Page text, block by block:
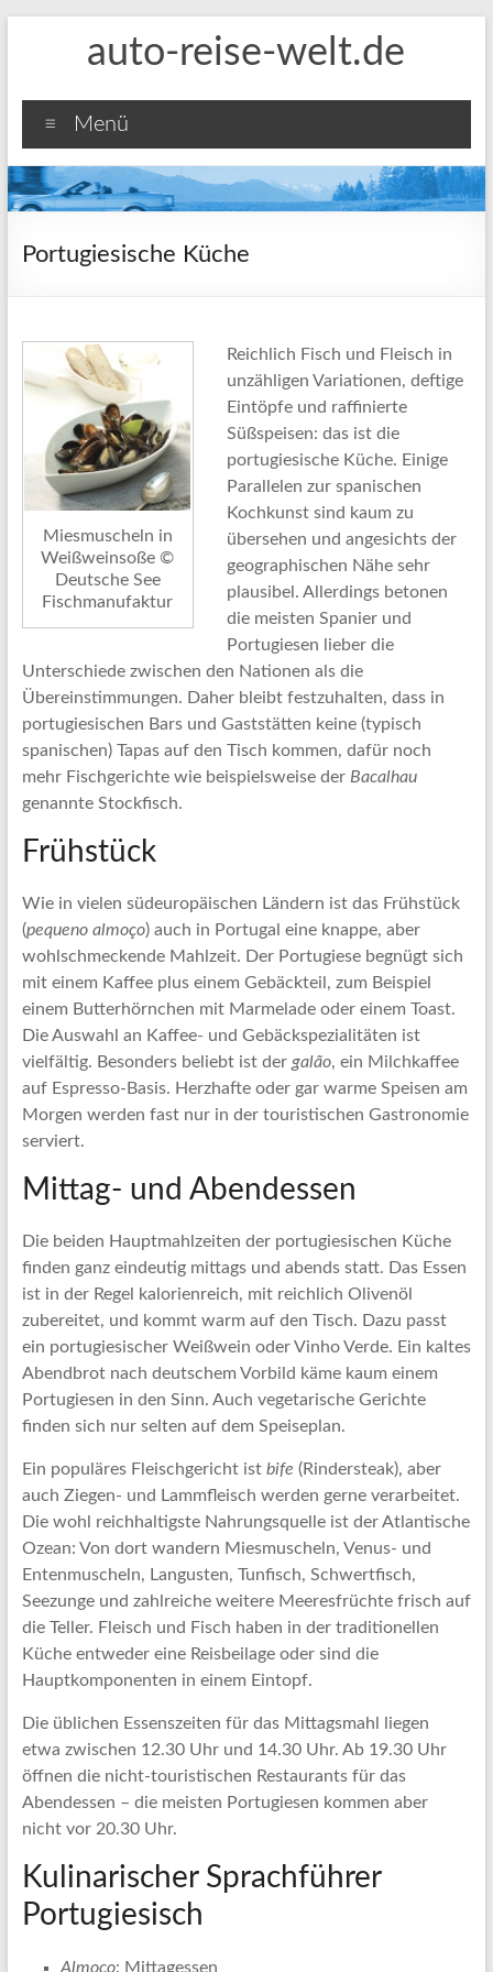
auto-reise-welt.de
Menü
Portugiesische Küche
Miesmuscheln in
Weißweinsoße ©
Deutsche See
Fischmanufaktur
Reichlich Fisch und Fleisch in
unzähligen Variationen, deftige
Eintöpfe und raffinierte
Süßspeisen: das ist die
portugiesische Küche. Einige
Parallelen zur spanischen
Kochkunst sind kaum zu
übersehen und angesichts der
geographischen Nähe sehr
plausibel. Allerdings betonen
die meisten Spanier und
Portugiesen lieber die
Unterschiede zwischen den Nationen als die
Übereinstimmungen. Daher bleibt festzuhalten, dass in
portugiesischen Bars und Gaststätten keine (typisch
spanischen) Tapas auf den Tisch kommen, dafür noch
mehr Fischgerichte wie beispielsweise der Bacalhau
genannte Stockfisch.
Frühstück
Wie in vielen südeuropäischen Ländern ist das Frühstück
(pequeno almoço) auch in Portugal eine knappe, aber
wohlschmeckende Mahlzeit. Der Portugiese begnügt sich
mit einem Kaffee plus einem Gebäckteil, zum Beispiel
einem Butterhörnchen mit Marmelade oder einem Toast.
Die Auswahl an Kaffee- und Gebäckspezialitäten ist
vielfältig. Besonders beliebt ist der galão, ein Milchkaffee
auf Espresso-Basis. Herzhafte oder gar warme Speisen am
Morgen werden fast nur in der touristischen Gastronomie
serviert.
Mittag- und Abendessen
Die beiden Hauptmahlzeiten der portugiesischen Küche
finden ganz eindeutig mittags und abends statt. Das Essen
ist in der Regel kalorienreich, mit reichlich Olivenöl
zubereitet, und kommt warm auf den Tisch. Dazu passt
ein portugiesischer Weißwein oder Vinho Verde. Ein kaltes
Abendbrot nach deutschem Vorbild käme kaum einem
Portugiesen in den Sinn. Auch vegetarische Gerichte
finden sich nur selten auf dem Speiseplan.
Ein populäres Fleischgericht ist bife (Rindersteak), aber
auch Ziegen- und Lammfleisch werden gerne verarbeitet.
Die wohl reichhaltigste Nahrungsquelle ist der Atlantische
Ozean: Von dort wandern Miesmuscheln, Venus- und
Entenmuscheln, Langusten, Tunfisch, Schwertfisch,
Seezunge und zahlreiche weitere Meeresfrüchte frisch auf
die Teller. Fleisch und Fisch haben in der traditionellen
Küche entweder eine Reisbeilage oder sind die
Hauptkomponenten in einem Eintopf.
Die üblichen Essenszeiten für das Mittagsmahl liegen
etwa zwischen 12.30 Uhr und 14.30 Uhr. Ab 19.30 Uhr
öffnen die nicht-touristischen Restaurants für das
Abendessen – die meisten Portugiesen kommen aber
nicht vor 20.30 Uhr.
Kulinarischer Sprachführer
Portugiesisch
Almoço: Mittagessen